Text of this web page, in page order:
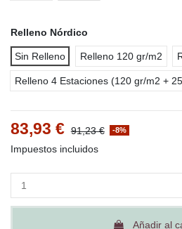
Relleno Nórdico
Sin Relleno Relleno 120 gr/m2
Relleno 4 Estaciones (120 gr/m2 +
83,93 € 91,23 € -8%
Impuestos incluidos
Añadir al